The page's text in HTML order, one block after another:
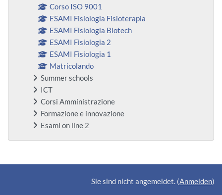
Corso ISO 9001
ESAMI Fisiologia Fisioterapia
ESAMI Fisiologia Biotech
ESAMI Fisiologia 2
ESAMI Fisiologia 1
Matricolando
Summer schools
ICT
Corsi Amministrazione
Formazione e innovazione
Esami on line 2
Ergänzungsblöcke
Sie sind nicht angemeldet. (Anmelden)